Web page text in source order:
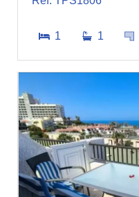
1 1